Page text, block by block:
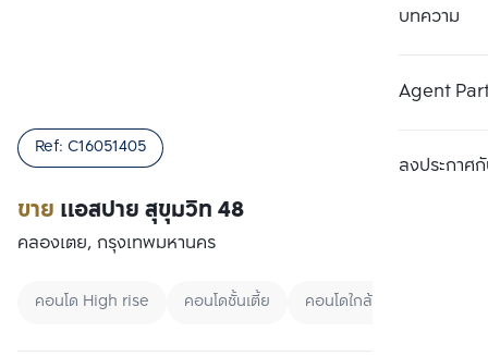
บทความ
Agent
ลงประกาศกั
ขาย แอสปาย สุขุมวิท 48
Ref: C16051405
คลองเตย, กรุงเทพมหานคร
คอนโด High rise คอนโดชั้นเตี้ย คอนโดใกล้ MRT
เปรียบเทียบ